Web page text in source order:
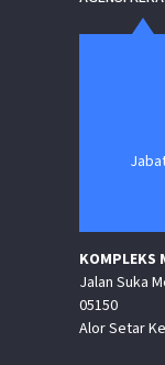
KOMPLEKS
Jalan Suka
05150
Alor Setar